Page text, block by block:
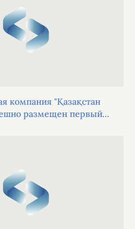
компания "Қазақстан
размещен первый
облигационной